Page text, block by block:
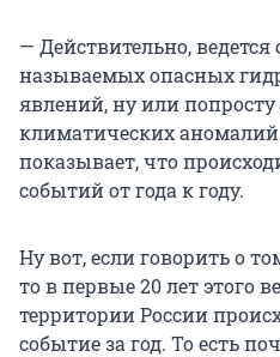
— Действительно, ведется
называемых опасных
явлений, ну или попросту
климатических
показывает, что
событий от года к году.
Ну вот, если говорить о
то в первые 20 лет этого
территории России
событие за год. То есть